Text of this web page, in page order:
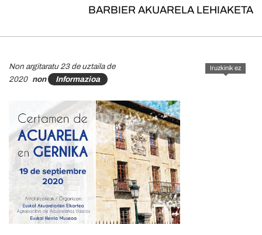
BARBIER AKUARELA LEHIAKETA
Iruzkinik ez
Non argitaratu 23 de uztaila de
2020 non Informazioa